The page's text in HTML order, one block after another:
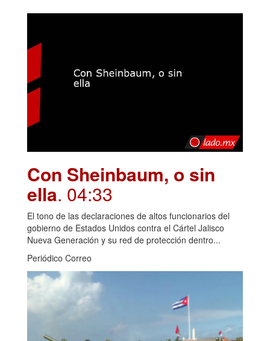
Con Sheinbaum, o sin
ella. 04:33
El tono de las declaraciones de altos funcionarios del
gobierno de Estados Unidos contra el Cártel Jalisco
Nueva Generación y su red de protección dentro...
Periódico Correo